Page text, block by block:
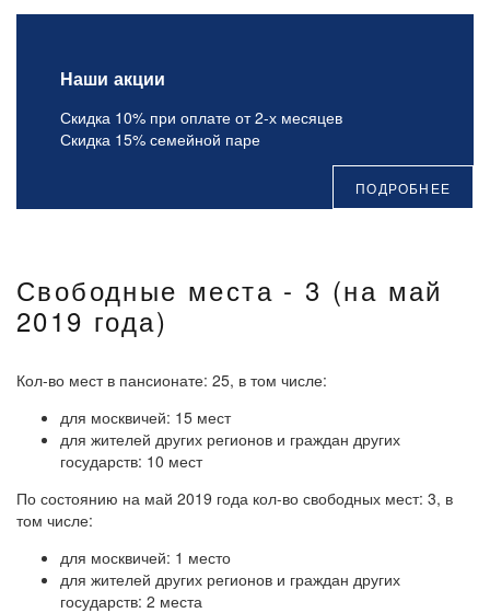
Наши акции
Скидка 10% при оплате от 2-х месяцев
Скидка 15% семейной паре
ПОДРОБНЕЕ
Свободные места - 3 (на май
2019 года)
Кол-во мест в пансионате: 25, в том числе:
для москвичей: 15 мест
для жителей других регионов и граждан других
государств: 10 мест
По состоянию на май 2019 года кол-во свободных мест: 3, в
том числе:
для москвичей: 1 место
для жителей других регионов и граждан других
государств: 2 места